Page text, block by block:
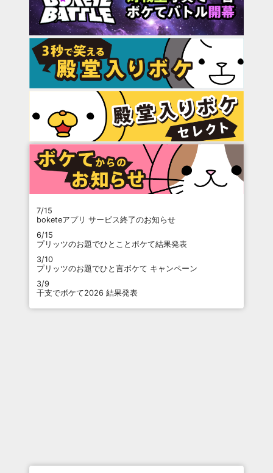
7/15
boketeアプリ サービス終了のお知らせ
6/15
プリッツのお題でひとことボケて結果発表
3/10
プリッツのお題でひと言ボケて キャンペーン
3/9
干支でボケて2026 結果発表